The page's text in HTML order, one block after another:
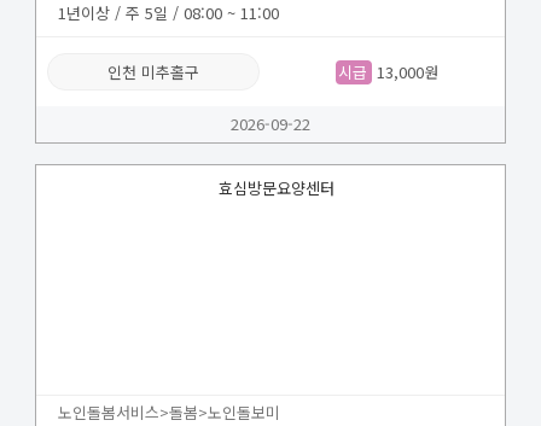
1년이상 / 주 5일 / 08:00 ~ 11:00
인천 미추홀구 시급 13,000원
2026-09-22
효심방문요양센터
노인돌봄서비스>돌봄>노인돌보미